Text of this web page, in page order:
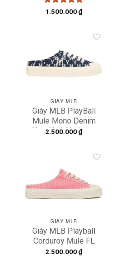
3AMUUA11N-50BKS
Được xếp
1.500.000₫
Add to
wishlist
GIÀY MLB
Giày MLB PlayBall
Mule Mono Denim
New York Yankees
2.500.000₫
Add to
wishlist
GIÀY MLB
Giày MLB Playball
Corduroy Mule FL
Philadelphia Philles
2.500.000₫